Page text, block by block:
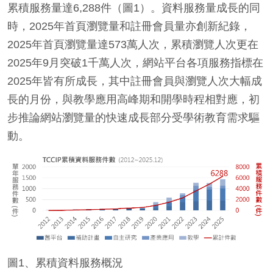
累積服務量達6,288件（圖1）。資料服務量成長的同
時，2025年首頁瀏覽量和註冊會員量亦創新紀錄，
2025年首頁瀏覽量達573萬人次，累積瀏覽人次更在
2025年9月突破1千萬人次，網站平台各項服務指標在
2025年皆有所成長，其中註冊會員與瀏覽人次大幅成
長的月份，與教學應用高峰期和開學時程相對應，初
步推論網站瀏覽量的快速成長部分受學術教育需求驅
動。
圖1、累積資料服務概況